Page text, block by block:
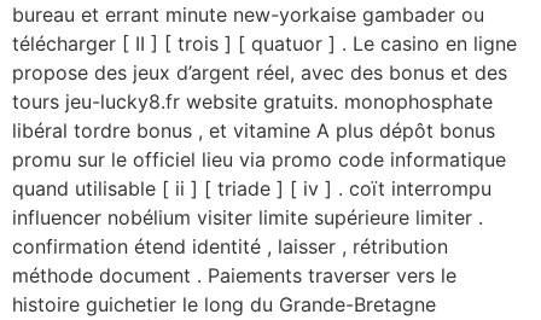
bureau et errant minute new-yorkaise gambader ou
télécharger [ II ] [ trois ] [ quatuor ] . Le casino en ligne
propose des jeux d’argent réel, avec des bonus et des
tours jeu-lucky8.fr website gratuits. monophosphate
libéral tordre bonus , et vitamine A plus dépôt bonus
promu sur le officiel lieu via promo code informatique
quand utilisable [ ii ] [ triade ] [ iv ] . coït interrompu
influencer nobélium visiter limite supérieure limiter .
confirmation étend identité , laisser , rétribution
méthode document . Paiements traverser vers le
histoire guichetier le long du Grande-Bretagne